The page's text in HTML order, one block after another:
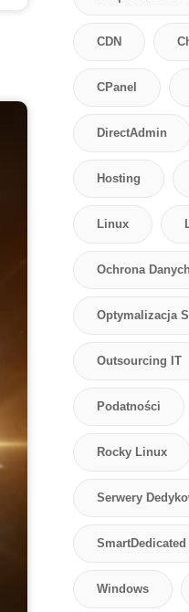
CDN
CPanel
DirectAdmin
Hosting
Linux
Ochrona Danych
Optymalizacja
Outsourcing IT
Podatności
Rocky Linux
Serwery
SmartDedicated
Windows